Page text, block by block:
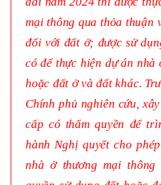
mại thông qua thỏa thuận
đối với đất ở; được sử
có để thực hiện dự án
hoặc đất ở và đất khác.
Chính phủ nghiên cứu,
cấp có thẩm quyền để
hành Nghị quyết cho
nhà ở thương mại